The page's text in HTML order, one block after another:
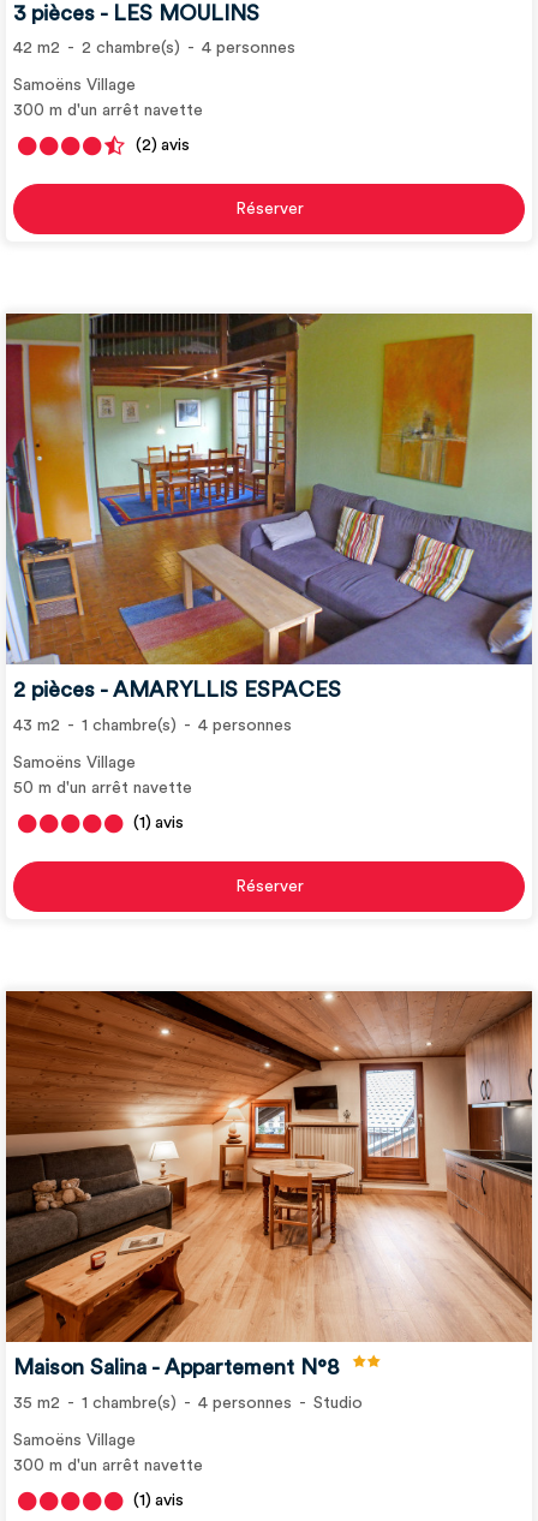
3 pièces - LES MOULINS
Samoëns Village
300 m d'un arrêt navette
42 m2 2 chambre(s) 4 personnes
avis
(2)
Réserver
2 pièces - AMARYLLIS ESPACES
Samoëns Village
50 m d'un arrêt navette
43 m2 1 chambre(s) 4 personnes
avis
(1)
Réserver
Maison Salina - Appartement N°8
Samoëns Village
300 m d'un arrêt navette
35 m2 1 chambre(s) 4 personnes Studio
avis
(1)